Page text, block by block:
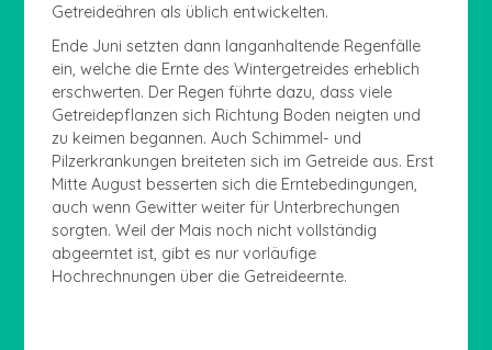
Getreideähren als üblich entwickelten.
Ende Juni setzten dann langanhaltende Regenfälle
ein, welche die Ernte des Wintergetreides erheblich
erschwerten. Der Regen führte dazu, dass viele
Getreidepflanzen sich Richtung Boden neigten und
zu keimen begannen. Auch Schimmel- und
Pilzerkrankungen breiteten sich im Getreide aus. Erst
Mitte August besserten sich die Erntebedingungen,
auch wenn Gewitter weiter für Unterbrechungen
sorgten. Weil der Mais noch nicht vollständig
abgeerntet ist, gibt es nur vorläufige
Hochrechnungen über die Getreideernte.